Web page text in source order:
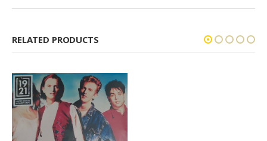
RELATED PRODUCTS